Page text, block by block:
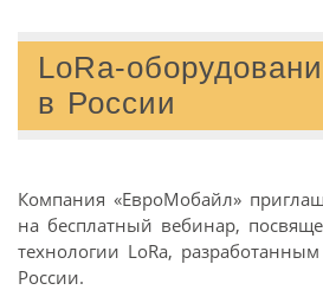
LoRa-
в России
Компания «ЕвроМобайл»
на бесплатный вебинар,
технологии LoRa,
России.